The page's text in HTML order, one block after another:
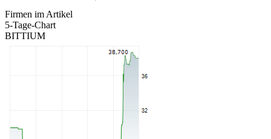
Firmen im Artikel
5-Tage-Chart
BITTIUM